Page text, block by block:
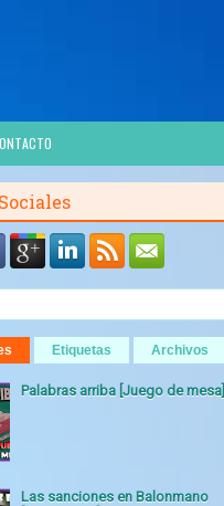
Etiquetas Archivos
Palabras arriba [Juego de mesa]
Las sanciones en Balonmano